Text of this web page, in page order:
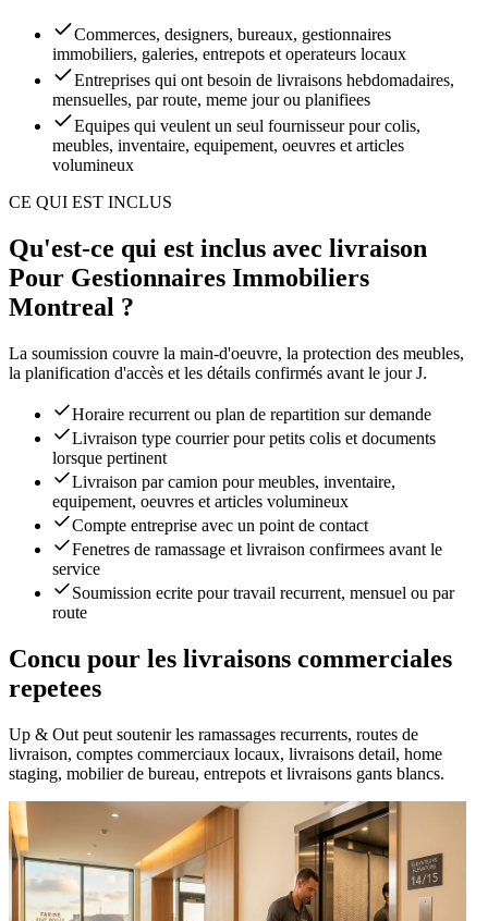
Commerces, designers, bureaux, gestionnaires
immobiliers, galeries, entrepots et operateurs locaux
Entreprises qui ont besoin de livraisons hebdomadaires,
mensuelles, par route, meme jour ou planifiees
Equipes qui veulent un seul fournisseur pour colis,
meubles, inventaire, equipement, oeuvres et articles
volumineux
CE QUI EST INCLUS
Qu'est-ce qui est inclus avec livraison
Pour Gestionnaires Immobiliers
Montreal ?
La soumission couvre la main-d'oeuvre, la protection des meubles,
la planification d'accès et les détails confirmés avant le jour J.
Horaire recurrent ou plan de repartition sur demande
Livraison type courrier pour petits colis et documents
lorsque pertinent
Livraison par camion pour meubles, inventaire,
equipement, oeuvres et articles volumineux
Compte entreprise avec un point de contact
Fenetres de ramassage et livraison confirmees avant le
service
Soumission ecrite pour travail recurrent, mensuel ou par
route
Concu pour les livraisons commerciales
repetees
Up & Out peut soutenir les ramassages recurrents, routes de
livraison, comptes commerciaux locaux, livraisons detail, home
staging, mobilier de bureau, entrepots et livraisons gants blancs.